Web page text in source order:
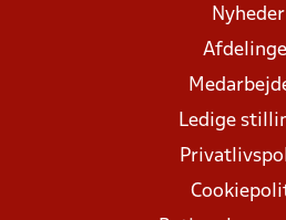
Nyheder
Ledige